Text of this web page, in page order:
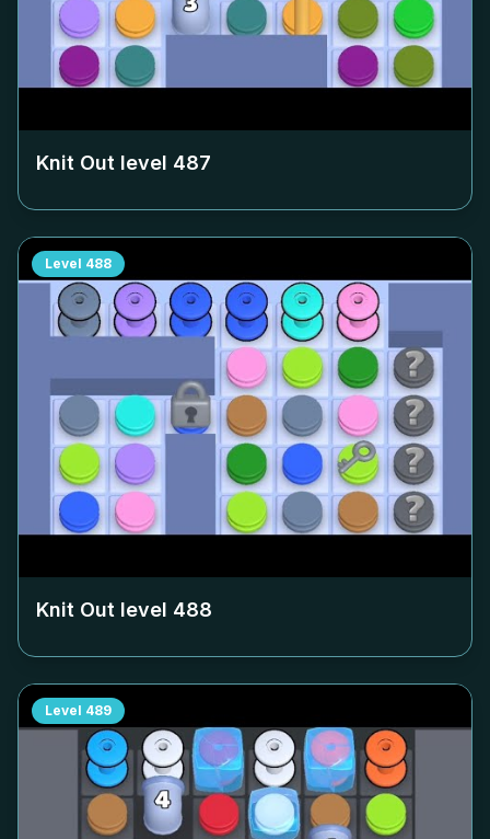
Knit Out level 487
Level 488
Knit Out level 488
Level 489